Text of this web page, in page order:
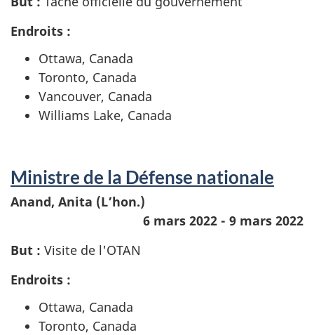
Endroits :
Ottawa, Canada
Toronto, Canada
Vancouver, Canada
Williams Lake, Canada
Ministre de la Défense nationale
Anand, Anita (L’hon.)
6 mars 2022 - 9 mars 2022
But : Visite de l'OTAN
Endroits :
Ottawa, Canada
Toronto, Canada